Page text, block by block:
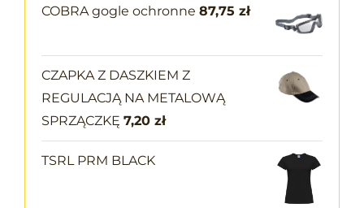
COBRA gogle ochronne 87,75 zł
CZAPKA Z DASZKIEM Z
REGULACJĄ NA METALOWĄ
SPRZĄCZKĘ 7,20 zł
TSRL PRM BLACK